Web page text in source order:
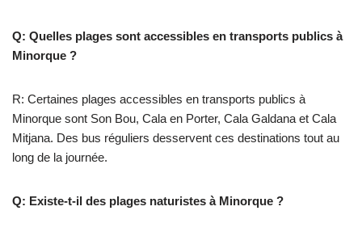
Q: Quelles plages sont accessibles en transports publics à
Minorque ?
R: Certaines plages accessibles en transports publics à
Minorque sont Son Bou, Cala en Porter, Cala Galdana et Cala
Mitjana. Des bus réguliers desservent ces destinations tout au
long de la journée.
Q: Existe-t-il des plages naturistes à Minorque ?